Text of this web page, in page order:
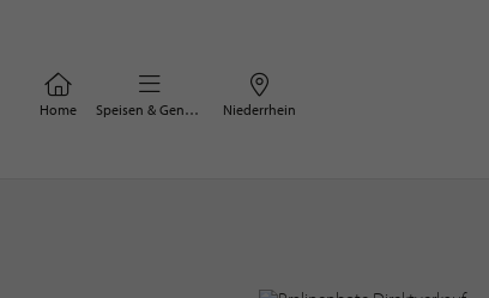
Home Speisen & Genuss Niederrhein